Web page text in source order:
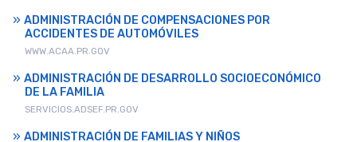
ADMINISTRACIÓN DE COMPENSACIONES POR
ACCIDENTES DE AUTOMÓVILES
WWW.ACAA.PR.GOV
ADMINISTRACIÓN DE DESARROLLO SOCIOECONÓMICO
DE LA FAMILIA
SERVICIOS.ADSEF.PR.GOV
ADMINISTRACIÓN DE FAMILIAS Y NIÑOS